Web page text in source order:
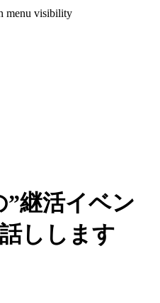
menu visibility
”継活イベン
しします